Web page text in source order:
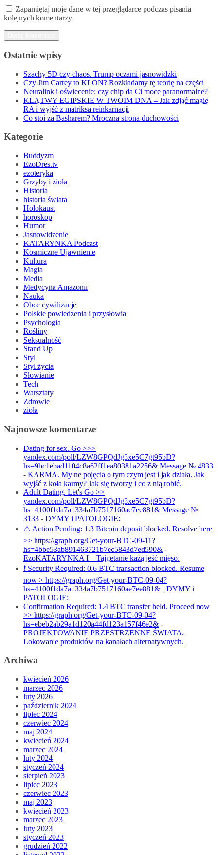
Zapamiętaj moje dane w tej przeglądarce podczas pisania
kolejnych komentarzy.
Ostatnie wpisy
Szachy 5D czy chaos. Trump oczami jasnowidzki
Czy Jim Carrey to KLON? Rozkładamy tę teorię na części
Neuralink i oświecenie: czy chip da Ci moce paranormalne?
KLĄTWY EGIPSKIE W TWOIM DNA – Jak zdjąć magię
RA i wyjść z matriksa reinkarnacji
Co stoi za Basharem? Mroczna strona duchowości
Kategorie
Buddyzm
EzoDres.tv
ezoteryka
Grzyby i zioła
Historia
historia świata
Holokaust
horoskop
Humor
Jasnowidzenie
KATARYNKA Podcast
Kosmiczne Ujawnienie
Kultura
Magia
Media
Medycyna Amazonii
Nauka
Obce cywilizacje
Polskie powiedzenia i przysłowia
Psychologia
Rośliny
Seksualność
Stand Up
Styl
Styl życia
Słowianie
Tech
Warsztaty
Zdrowie
zioła
Najnowsze komentarze
Dating for sex. Go >>>
yandex.com/poll/LZW8GPQdJg3xe5C7gt95bD?
hs=9bc1ebad1104c8a62ff1ea80381a2256& Message № 4833
- KARMA. Mylne pojęcia o tym czym jest i jak działa. Jak
wyjść z koła karmy? Jak się tworzy i co z nią robić.
Adult Dating. Let's Go >>
yandex.com/poll/LZW8GPQdJg3xe5C7gt95bD?
hs=4100f1da7a1334a7b7517160ae7ee881& Message №
3133 - DYMY i PATOLOGIE:
⚠️ Action Pending: 1.3 Bitcoin deposit blocked. Resolve here
>> https://graph.org/Get-your-BTC-09-11?
hs=4bbe53ab891463721b7ec5843d7ed590& -
EzoKATARYNKA I – Tajgetanie każą jeść mięso.
❗ Security Required: 0.6 BTC transaction blocked. Resume
now > https://graph.org/Get-your-BTC-09-04?
hs=4100f1da7a1334a7b7517160ae7ee881& - DYMY i
PATOLOGIE:
Confirmation Required: 1.4 BTC transfer held. Proceed now
>> https://graph.org/Get-your-BTC-09-04?
hs=ebeb2ab29a1d120a44fd123a157f46e2& -
PROJEKTOWANIE PRZESTRZENNE ŚWIATA.
Lokowanie produktów na kanałach alternatywnych.
Archiwa
kwiecień 2026
marzec 2026
luty 2026
październik 2024
lipiec 2024
czerwiec 2024
maj 2024
kwiecień 2024
marzec 2024
luty 2024
styczeń 2024
sierpień 2023
lipiec 2023
czerwiec 2023
maj 2023
kwiecień 2023
marzec 2023
luty 2023
styczeń 2023
grudzień 2022